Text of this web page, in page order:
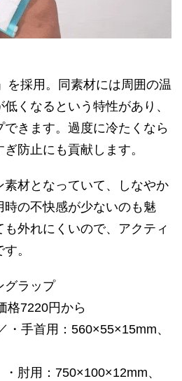
を採用。同素材には周囲の温
くなるという特性があり、
きます。過度に冷たくなら
防止にも貢献します。
材となっていて、しなやか
時の不快感が少ないのも魅
外れにくいので、アクティ
。
グラップ
格7220円から
・手首用：560×55×15mm、
、